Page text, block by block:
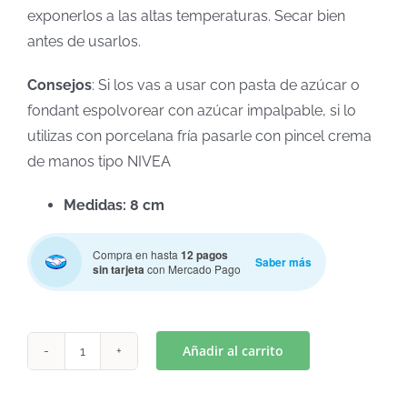
exponerlos a las altas temperaturas. Secar bien
antes de usarlos.
Consejos: Si los vas a usar con pasta de azúcar o
fondant espolvorear con azúcar impalpable, si lo
utilizas con porcelana fría pasarle con pincel crema
de manos tipo NIVEA
Medidas: 8 cm
Compra en hasta 12 pagos
sin tarjetacon Mercado Pago Saber más
Añadir al carrito